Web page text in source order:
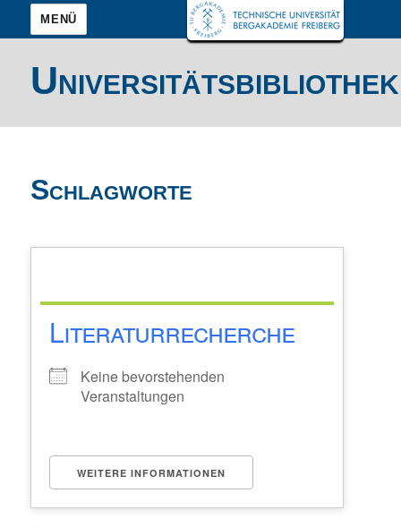
MENÜ
Universitätsbibliothek
Schlagworte
Literaturrecherche
Keine bevorstehenden
Veranstaltungen
WEITERE INFORMATIONEN